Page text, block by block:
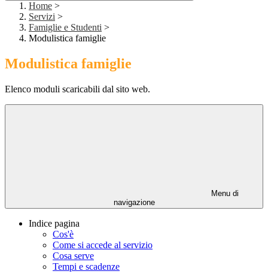
Home >
Servizi >
Famiglie e Studenti >
Modulistica famiglie
Modulistica famiglie
Elenco moduli scaricabili dal sito web.
Menu di
navigazione
Indice pagina
Cos'è
Come si accede al servizio
Cosa serve
Tempi e scadenze